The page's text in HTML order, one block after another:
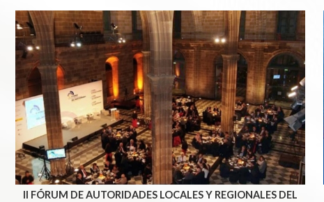
II FÓRUM DE AUTORIDADES LOCALES Y REGIONALES DEL